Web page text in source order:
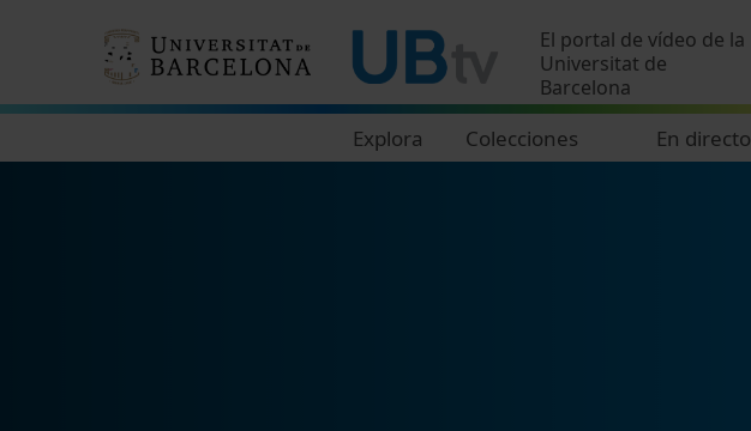
El portal de vídeo de la
Universitat de
Barcelona
Explora Colecciones En directo